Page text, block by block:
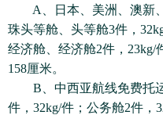
A、日本、美洲、澳新、
珠头等舱、头等舱3件，
经济舱、经济舱2件，23kg/
158厘米。
B、中西亚航线免费托运
件，32kg/件；公务舱2件，